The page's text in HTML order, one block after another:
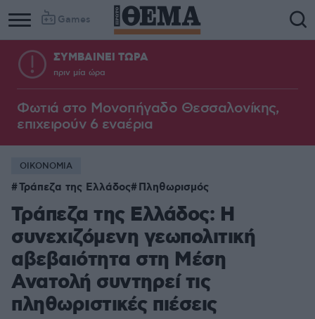
Games
ΣΥΜΒΑΙΝΕΙ ΤΩΡΑ
πριν μία ώρα
Φωτιά στο Μονοπήγαδο Θεσσαλονίκης,
επιχειρούν 6 εναέρια
ΟΙΚΟΝΟΜΙΑ
Τράπεζα της Ελλάδος Πληθωρισμός
Τράπεζα της Ελλάδος: Η
συνεχιζόμενη γεωπολιτική
αβεβαιότητα στη Μέση
Ανατολή συντηρεί τις
πληθωριστικές πιέσεις